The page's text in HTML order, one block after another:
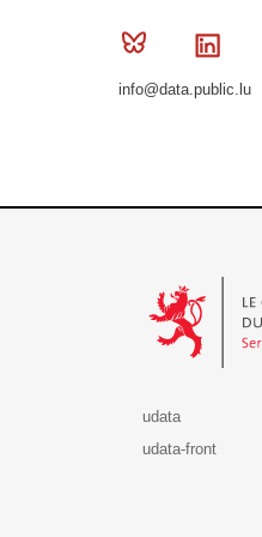
Bluesky
info@data.public.lu
udata
udata-front